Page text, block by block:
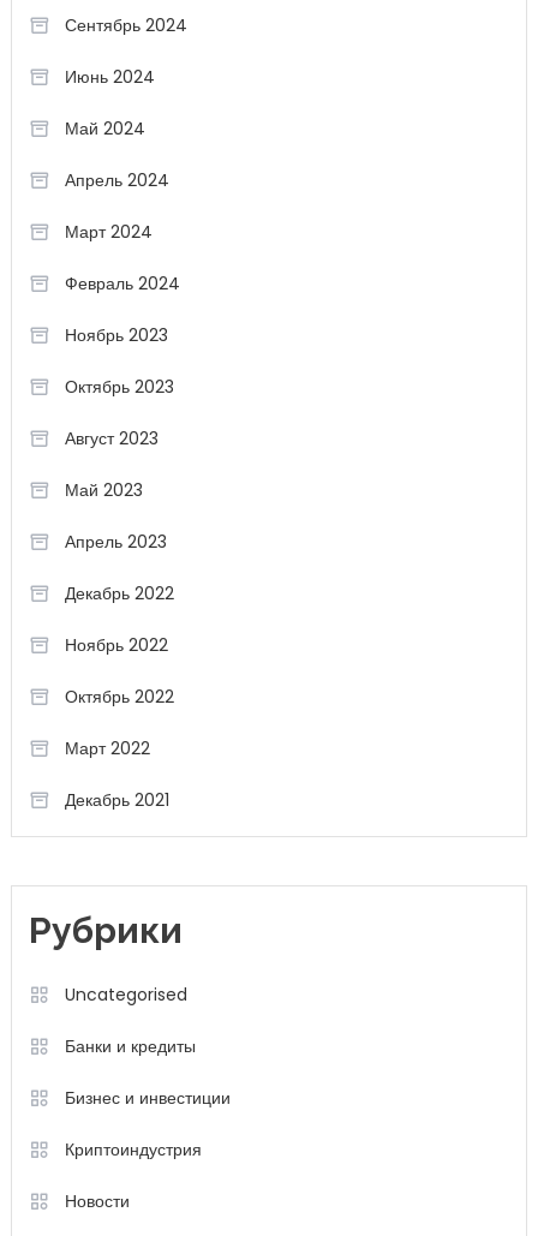
Сентябрь 2024
Июнь 2024
Май 2024
Апрель 2024
Март 2024
Февраль 2024
Ноябрь 2023
Октябрь 2023
Август 2023
Май 2023
Апрель 2023
Декабрь 2022
Ноябрь 2022
Октябрь 2022
Март 2022
Декабрь 2021
Рубрики
Uncategorised
Банки и кредиты
Бизнес и инвестиции
Криптоиндустрия
Новости